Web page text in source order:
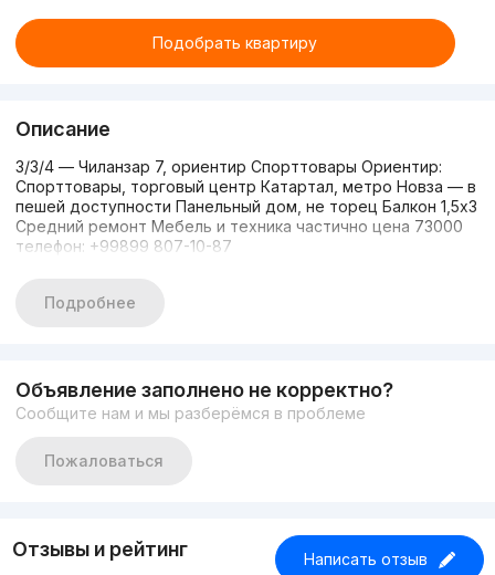
Подобрать квартиру
Описание
3/3/4 — Чиланзар 7, ориентир Спорттовары Ориентир:
Спорттовары, торговый центр Катартал, метро Новза — в
пешей доступности Панельный дом, не торец Балкон 1,5х3
Средний ремонт Мебель и техника частично цена 73000
телефон: +99899 807-10-87
Подробнее
Объявление заполнено не корректно?
Сообщите нам и мы разберёмся в проблеме
Пожаловаться
Отзывы и рейтинг Написать отзыв